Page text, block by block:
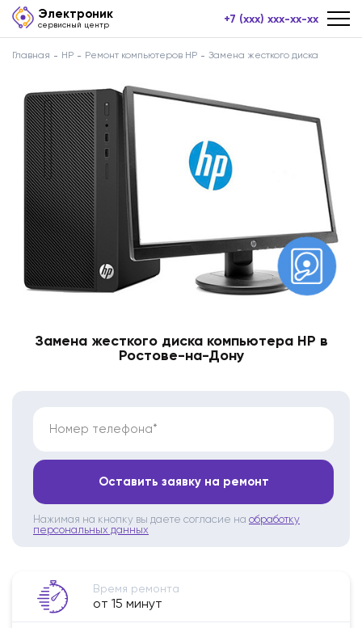
Электроник
сервисный центр +7 (xxx) xxx-xx-xx
Главная HP Ремонт компьютеров HP Замена жесткого диска
Замена жесткого диска компьютера HP в
Ростове-на-Дону
Номер телефона*
Оставить заявку на ремонт
Нажимая на кнопку вы даете согласие на обработку
персональных данных
Время ремонта
от 15 минут